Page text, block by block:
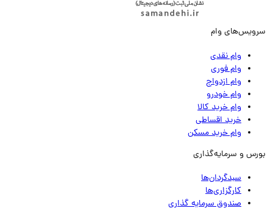
وام
وام نقدی
وام فوری
وام ازدواج
وام خودرو
وام خرید کالا
خرید اقساطی
وام خرید مسکن
و سرمایه‌گذاری
سبدگردان‌ها
کارگزاری‌ها
صندوق سرمایه گذاری